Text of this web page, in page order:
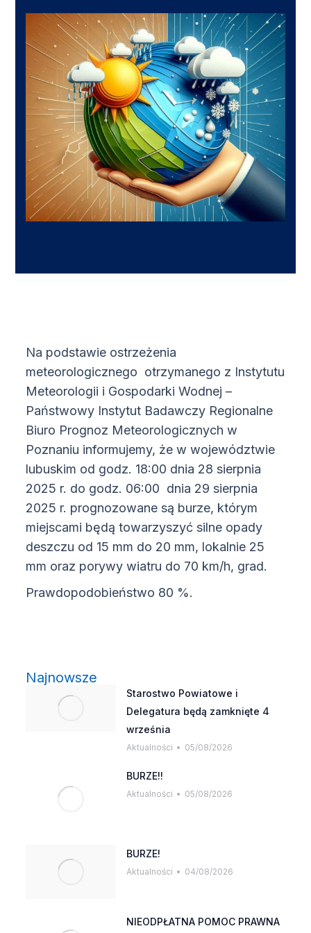
Na podstawie ostrzeżenia
meteorologicznego otrzymanego z Instytutu
Meteorologii i Gospodarki Wodnej –
Państwowy Instytut Badawczy Regionalne
Biuro Prognoz Meteorologicznych w
Poznaniu informujemy, że w województwie
lubuskim od godz. 18:00 dnia 28 sierpnia
2025 r. do godz. 06:00 dnia 29 sierpnia
2025 r. prognozowane są burze, którym
miejscami będą towarzyszyć silne opady
deszczu od 15 mm do 20 mm, lokalnie 25
mm oraz porywy wiatru do 70 km/h, grad.
Prawdopodobieństwo 80 %.
Najnowsze
Starostwo Powiatowe i
Delegatura będą zamknięte 4
września
Aktualności 05/08/2026
BURZE!!
Aktualności 05/08/2026
BURZE!
Aktualności 04/08/2026
NIEODPŁATNA POMOC PRAWNA